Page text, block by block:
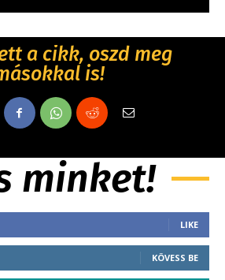
a cikk, oszd meg
is!
minket!
LIKE
KÖVESS BE